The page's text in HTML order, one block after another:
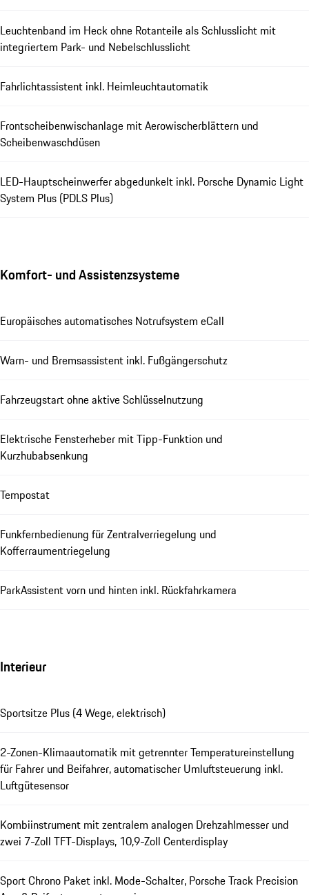
Leuchtenband im Heck ohne Rotanteile als Schlusslicht mit
integriertem Park- und Nebelschlusslicht
Fahrlichtassistent inkl. Heimleuchtautomatik
Frontscheibenwischanlage mit Aerowischerblättern und
Scheibenwaschdüsen
LED-Hauptscheinwerfer abgedunkelt inkl. Porsche Dynamic Light
System Plus (PDLS Plus)
Komfort- und Assistenzsysteme
Europäisches automatisches Notrufsystem eCall
Warn- und Bremsassistent inkl. Fußgängerschutz
Fahrzeugstart ohne aktive Schlüsselnutzung
Elektrische Fensterheber mit Tipp-Funktion und
Kurzhubabsenkung
Tempostat
Funkfernbedienung für Zentralverriegelung und
Kofferraumentriegelung
ParkAssistent vorn und hinten inkl. Rückfahrkamera
Interieur
Sportsitze Plus (4 Wege, elektrisch)
2-Zonen-Klimaautomatik mit getrennter Temperatureinstellung
für Fahrer und Beifahrer, automatischer Umluftsteuerung inkl.
Luftgütesensor
Kombiinstrument mit zentralem analogen Drehzahlmesser und
zwei 7-Zoll TFT-Displays, 10,9-Zoll Centerdisplay
Sport Chrono Paket inkl. Mode-Schalter, Porsche Track Precision